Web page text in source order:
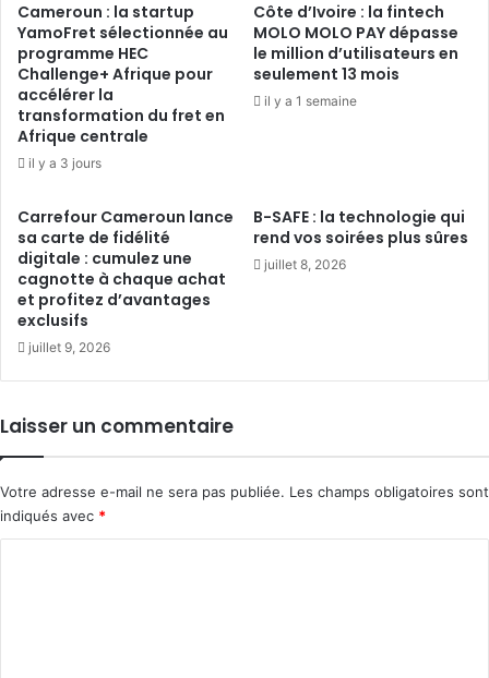
Cameroun : la startup
YamoFret sélectionnée au
programme HEC
Challenge+ Afrique pour
accélérer la
transformation du fret en
Afrique centrale
il y a 3 jours
Côte d’Ivoire : la fintech
MOLO MOLO PAY dépasse
le million d’utilisateurs en
seulement 13 mois
il y a 1 semaine
Carrefour Cameroun lance
sa carte de fidélité
digitale : cumulez une
cagnotte à chaque achat
et profitez d’avantages
exclusifs
juillet 9, 2026
B-SAFE : la technologie qui
rend vos soirées plus sûres
juillet 8, 2026
Laisser un commentaire
Votre adresse e-mail ne sera pas publiée. Les champs obligatoires sont
indiqués avec *